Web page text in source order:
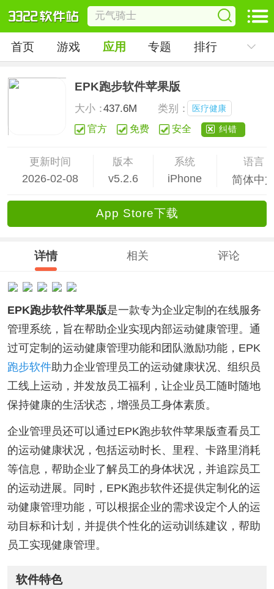
首页 游戏 应用 专题 排行
EPK跑步软件苹果版
大小：437.6M 类别： 医疗健康
官方 免费 安全 纠错
更新时间
2026-02-08
版本
v5.2.6
系统
iPhone
语言
简体中
App Store下载
详情 相关 评论
EPK跑步软件苹果版是一款专为企业定制的在线服务
管理系统，旨在帮助企业实现内部运动健康管理。通
过可定制的运动健康管理功能和团队激励功能，EPK
跑步软件助力企业管理员工的运动健康状况、组织员
工线上运动，并发放员工福利，让企业员工随时随地
保持健康的生活状态，增强员工身体素质。
企业管理员还可以通过EPK跑步软件苹果版查看员工
的运动健康状况，包括运动时长、里程、卡路里消耗
等信息，帮助企业了解员工的身体状况，并追踪员工
的运动进展。同时，EPK跑步软件还提供定制化的运
动健康管理功能，可以根据企业的需求设定个人的运
动目标和计划，并提供个性化的运动训练建议，帮助
员工实现健康管理。
软件特色